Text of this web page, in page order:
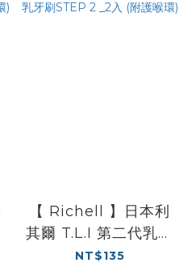
【 Richell 】日本利
其爾 T.L.I 第二代乳牙
刷系列 | 纖柔毛練習乳
NT$135